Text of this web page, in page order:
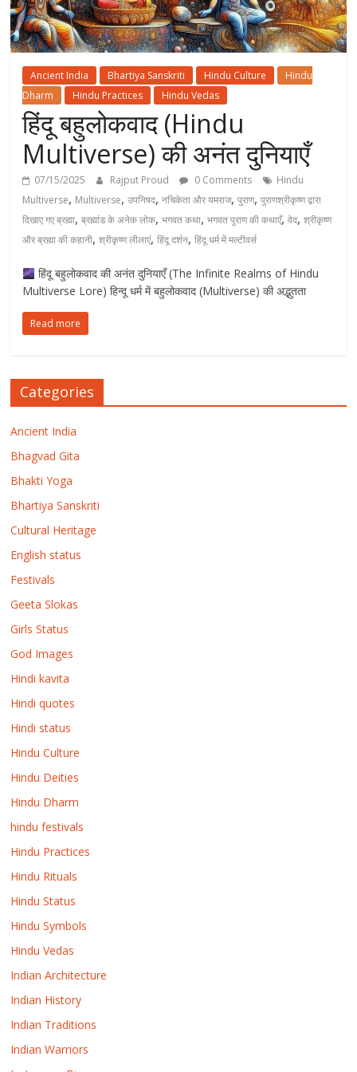
Ancient India Bhartiya Sanskriti Hindu Culture
Hindu
Dharm
Hindu Practices Hindu Vedas
हिंदू बहुलोकवाद (Hindu
Multiverse) की अनंत दुनियाएँ
07/15/2025 Rajput Proud 0 Comments
Hindu
Multiverse, Multiverse,उपनिषद,नचिकेता और यमराज,पुराण,पुराणश्रीकृष्ण द्वारा
दिखाए गए ब्रह्मा,ब्रह्मांड के अनेक लोक,भगवत कथा,भगवत पुराण की कथाएँ,वेद,श्रीकृष्ण
और ब्रह्मा की कहानी,श्रीकृष्ण लीलाएं,हिंदू दर्शन,हिंदू धर्म में मल्टीवर्स
हिंदू बहुलोकवाद की अनंत दुनियाएँ (The Infinite Realms of Hindu
Multiverse Lore) हिन्दू धर्म में बहुलोकवाद (Multiverse) की अद्भुतता
Read more
Categories
Ancient India
Bhagvad Gita
Bhakti Yoga
Bhartiya Sanskriti
Cultural Heritage
English status
Festivals
Geeta Slokas
Girls Status
God Images
Hindi kavita
Hindi quotes
Hindi status
Hindu Culture
Hindu Deities
Hindu Dharm
hindu festivals
Hindu Practices
Hindu Rituals
Hindu Status
Hindu Symbols
Hindu Vedas
Indian Architecture
Indian History
Indian Traditions
Indian Warriors